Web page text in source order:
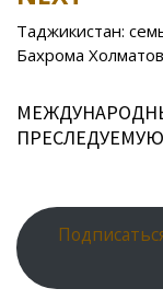
Таджикистан:
Бахрома